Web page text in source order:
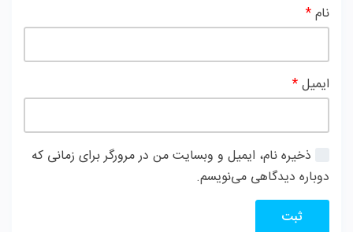
نام*
ایمیل*
ذخیره نام، ایمیل و وبسایت من در مرورگر برای زمانی که
دوباره دیدگاهی می‌نویسم.